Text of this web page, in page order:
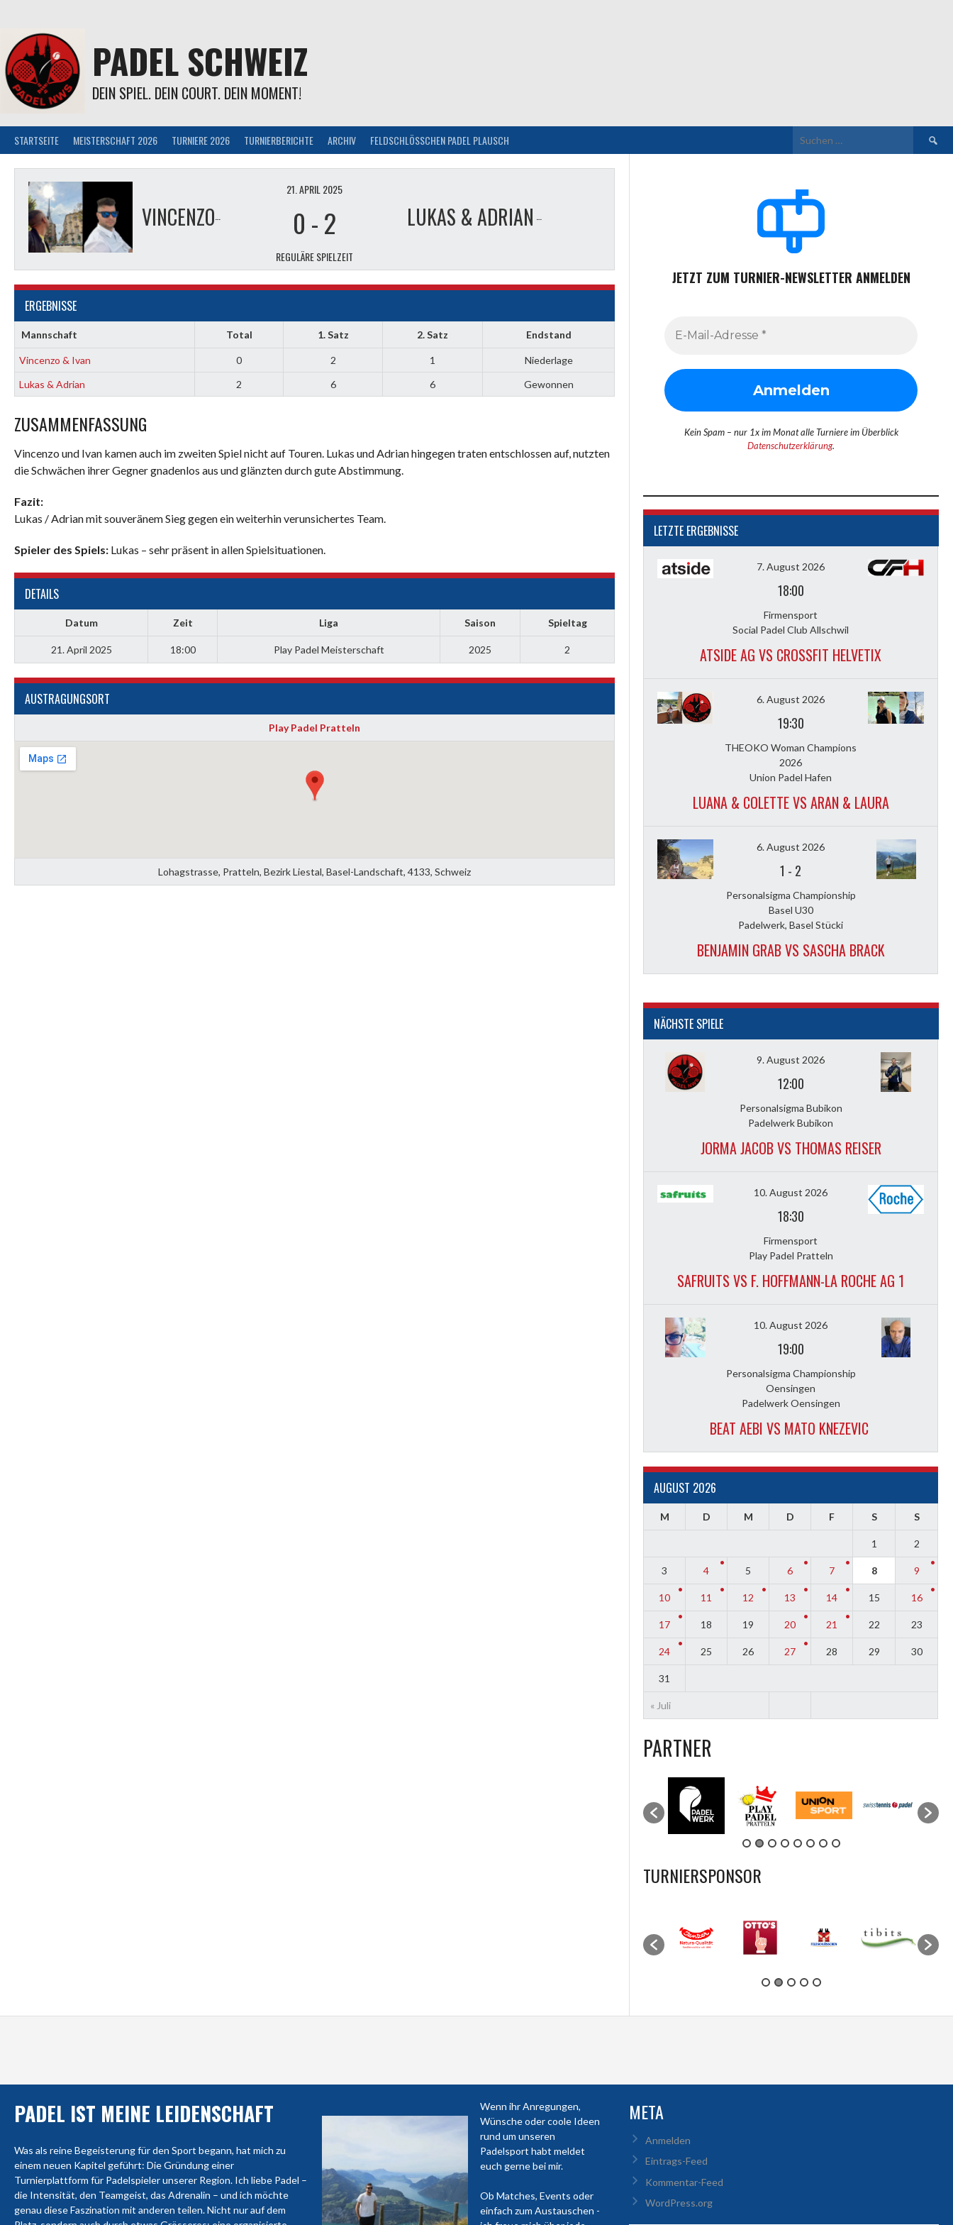
Inhalt
PADEL SCHWEIZ
DEIN SPIEL. DEIN COURT. DEIN MOMENT!
STARTSEITE MEISTERSCHAFT 2026 TURNIERE 2026 TURNIERBERICHTE ARCHIV FELDSCHLÖSSCHEN PADEL PLAUSCH
Suchen
nach:
VINCENZO & IVAN LUKAS & ADRIAN
21. APRIL 2025
0 -2
REGULÄRE SPIELZEIT
ERGEBNISSE
Mannschaft Total 1. Satz 2. Satz Endstand
Vincenzo & Ivan 0 2 1
Niederlage
Lukas & Adrian
2 6 6 Gewonnen
ZUSAMMENFASSUNG
Vincenzo und Ivan kamen auch im zweiten Spiel nicht auf Touren. Lukas und Adrian hingegen traten entschlossen auf, nutzten
die Schwächen ihrer Gegner gnadenlos aus und glänzten durch gute Abstimmung.
Fazit:
Lukas / Adrian mit souveränem Sieg gegen ein weiterhin verunsichertes Team.
Spieler des Spiels: Lukas – sehr präsent in allen Spielsituationen.
DETAILS
Datum Zeit Liga Saison Spieltag
21. April 2025 18:00 Play Padel Meisterschaft 2025 2
AUSTRAGUNGSORT
Play Padel Pratteln
Lohagstrasse, Pratteln, Bezirk Liestal, Basel-Landschaft, 4133, Schweiz
JETZT ZUM TURNIER-NEWSLETTER ANMELDEN
Kein Spam – nur 1x im Monat alle Turniere im Überblick
Datenschutzerklärung.
LETZTE ERGEBNISSE
7. August 2026
18:00
Firmensport
Social Padel Club Allschwil
ATSIDE AG VS CROSSFIT HELVETIX
6. August 2026
19:30
THEOKO Woman Champions
2026
Union Padel Hafen
LUANA & COLETTE VS ARAN & LAURA
6. August 2026
1 - 2
Personalsigma Championship
Basel U30
Padelwerk, Basel Stücki
BENJAMIN GRAB VS SASCHA BRACK
NÄCHSTE SPIELE
9. August 2026
12:00
Personalsigma Bubikon
Padelwerk Bubikon
JORMA JACOB VS THOMAS REISER
10. August 2026
18:30
Firmensport
Play Padel Pratteln
SAFRUITS VS F. HOFFMANN-LA ROCHE AG 1
10. August 2026
19:00
Personalsigma Championship
Oensingen
Padelwerk Oensingen
BEAT AEBI VS MATO KNEZEVIC
AUGUST 2026
M D M D F S S
« Juli
1 2
3 4 5 6 7 8 9
10 11 12 13 14 15 16
17 18 19 20 21 22 23
24 25 26 27 28 29 30
31
PARTNER
TURNIERSPONSOR
PADEL IST MEINE LEIDENSCHAFT
Was als reine Begeisterung für den Sport begann, hat mich zu
einem neuen Kapitel geführt: Die Gründung einer
Turnierplattform für Padelspieler unserer Region. Ich liebe Padel –
die Intensität, den Teamgeist, das Adrenalin – und ich möchte
genau diese Faszination mit anderen teilen. Nicht nur auf dem
Wenn ihr Anregungen,
Wünsche oder coole Ideen
rund um unseren
Padelsport habt meldet
euch gerne bei mir.
Ob Matches, Events oder
einfach zum Austauschen -
META
Anmelden
Eintrags-Feed
Kommentar-Feed
WordPress.org